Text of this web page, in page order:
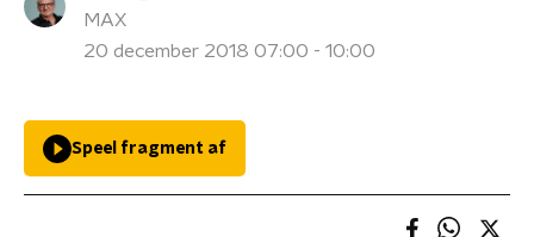
MAX
20 december 2018 07:00 - 10:00
Speel fragment af